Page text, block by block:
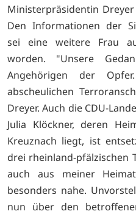
Ministerpräsidentin
Den Informationen der
sei eine weitere Frau
worden. "Unsere
Angehörigen der
abscheulichen
Dreyer. Auch die CDU-
Julia Klöckner, deren
Kreuznach liegt, ist
drei rheinland-pfälzischen
auch aus meiner
besonders nahe.
nun über den